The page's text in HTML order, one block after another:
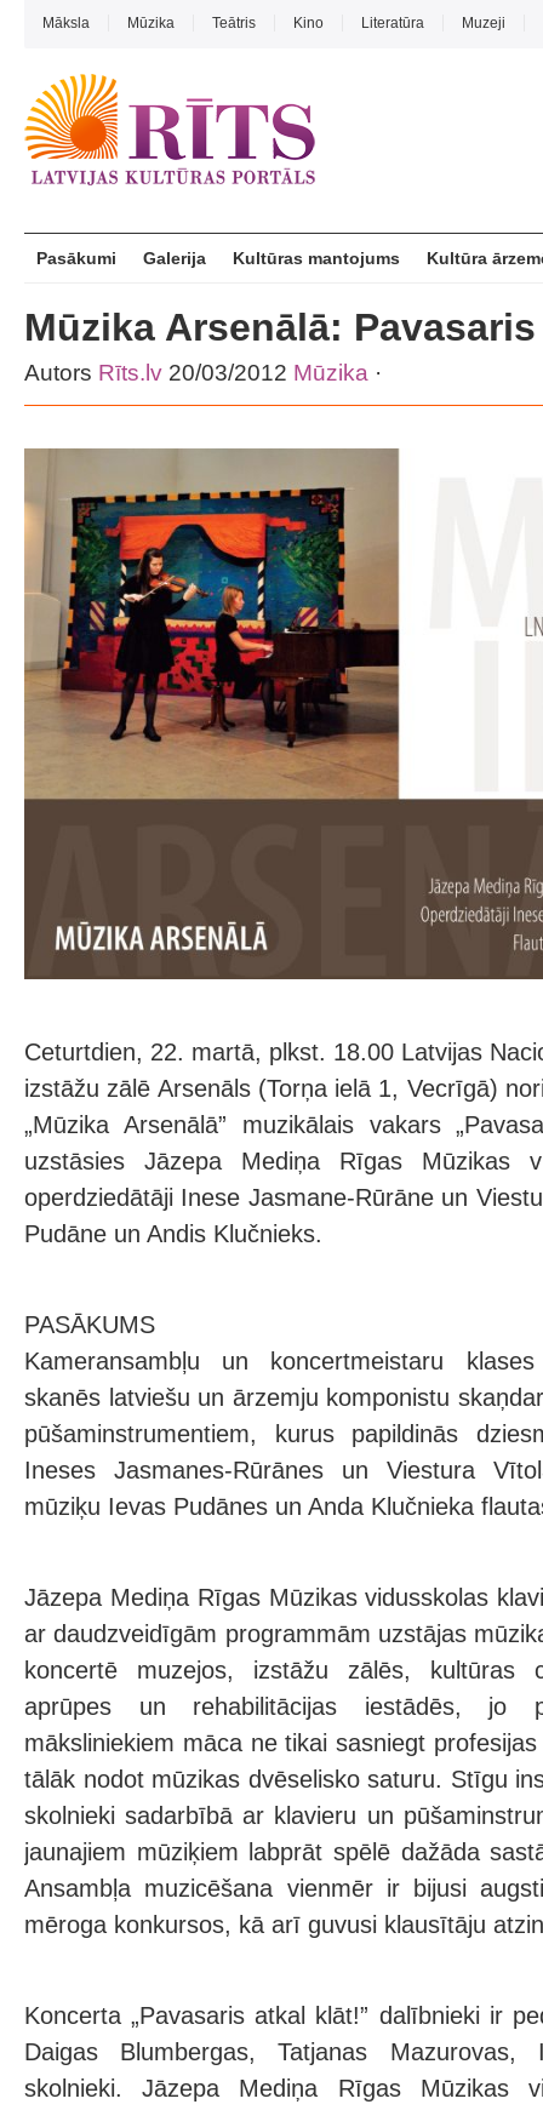
Māksla Mūzika Teātris Kino Literatūra Muzeji
Pasākumi Galerija Kultūras mantojums Kultūra
Mūzika Arsenālā:
Autors Rīts.lv 20/03/2012 Mūzika ·
Ceturtdien, 22. martā, plkst. 18.00 Latvijas
izstāžu zālē Arsenāls (Torņa ielā 1, Vecrīgā)
„Mūzika Arsenālā” muzikālais vakars
uzstāsies Jāzepa Mediņa Rīgas Mūzikas
operdziedātāji Inese Jasmane-Rūrāne un
Pudāne un Andis Klučnieks.
PASĀKUMS
Kameransambļu un koncertmeistaru
skanēs latviešu un ārzemju komponistu
pūšaminstrumentiem, kurus papildinās
Ineses Jasmanes-Rūrānes un Viestura
mūziķu Ievas Pudānes un Anda Klučnieka
Jāzepa Mediņa Rīgas Mūzikas vidusskolas
ar daudzveidīgām programmām uzstājas
koncertē muzejos, izstāžu zālēs, kultūras
aprūpes un rehabilitācijas iestādēs, jo
māksliniekiem māca ne tikai sasniegt
tālāk nodot mūzikas dvēselisko saturu. Stīgu
skolnieki sadarbībā ar klavieru un
jaunajiem mūziķiem labprāt spēlē dažāda
Ansambļa muzicēšana vienmēr ir bijusi
mēroga konkursos, kā arī guvusi klausītāju
Koncerta „Pavasaris atkal klāt!” dalībnieki ir
Daigas Blumbergas, Tatjanas Mazurovas,
skolnieki. Jāzepa Mediņa Rīgas Mūzikas